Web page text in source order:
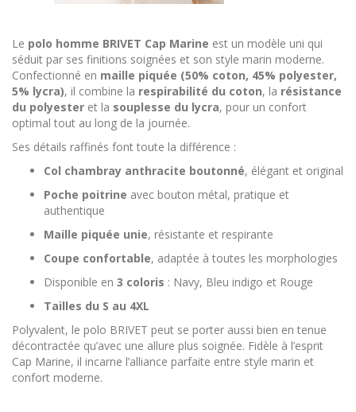
Le polo homme BRIVET Cap Marine est un modèle uni qui
séduit par ses finitions soignées et son style marin moderne.
Confectionné en maille piquée (50% coton, 45% polyester,
5% lycra), il combine la respirabilité du coton, la résistance
du polyester et la souplesse du lycra, pour un confort
optimal tout au long de la journée.
Ses détails raffinés font toute la différence :
Col chambray anthracite boutonné, élégant et original
Poche poitrine avec bouton métal, pratique et
authentique
Maille piquée unie, résistante et respirante
Coupe confortable, adaptée à toutes les morphologies
Disponible en 3 coloris : Navy, Bleu indigo et Rouge
Tailles du S au 4XL
Polyvalent, le polo BRIVET peut se porter aussi bien en tenue
décontractée qu’avec une allure plus soignée. Fidèle à l’esprit
Cap Marine, il incarne l’alliance parfaite entre style marin et
confort moderne.